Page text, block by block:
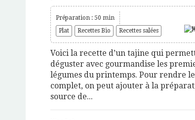
Préparation : 50 min
Plat
Recettes Bio Recettes salées
Voici la recette d’un tajine qui
déguster avec gourmandise les
légumes du printemps. Pour rendre
complet, on peut ajouter à la
source de...